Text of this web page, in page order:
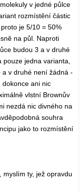
v jedné půlce
rozmístění částic
je 5/10 = 50%
na půl. Naproti
budou 3 a v druhé
pouze jedna varianta,
a v druhé není žádná -
dokonce ani nic
vlstní Brownův
nezdá nic divného na
souhra
jako to rozmístění
myslím ty, jež opravdu